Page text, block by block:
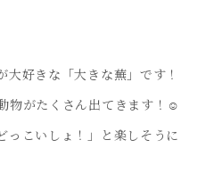
好きな「大きな蕪」です！
物がたくさん出てきます！☺️
っこいしょ！」と楽しそうに